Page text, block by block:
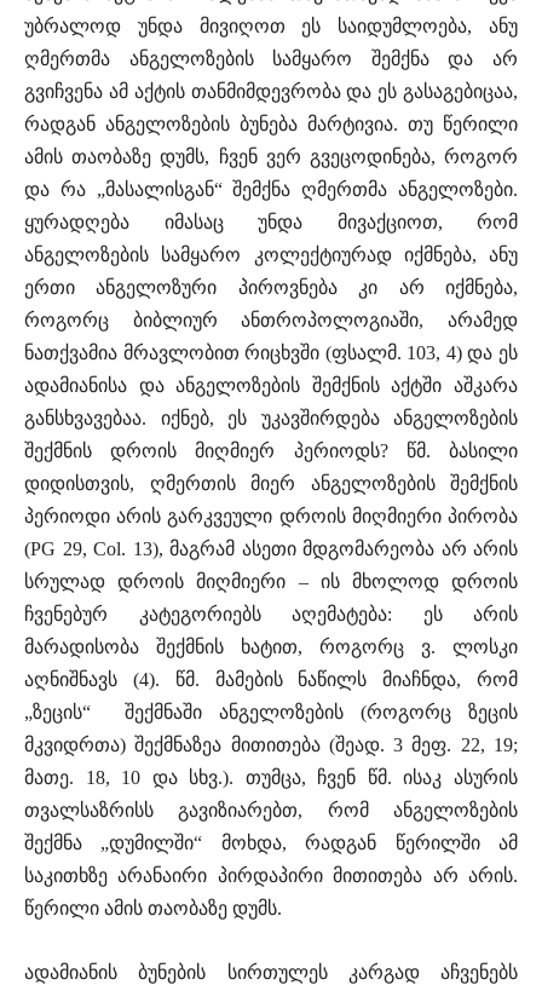
უბრალოდ უნდა მივიღოთ ეს საიდუმლოება, ანუ
ღმერთმა ანგელოზების სამყარო შემქნა და არ
გვიჩვენა ამ აქტის თანმიმდევრობა და ეს გასაგებიცაა,
რადგან ანგელოზების ბუნება მარტივია. თუ წერილი
ამის თაობაზე დუმს, ჩვენ ვერ გვეცოდინება, როგორ
და რა „მასალისგან“ შემქნა ღმერთმა ანგელოზები.
ყურადღება იმასაც უნდა მივაქციოთ, რომ
ანგელოზების სამყარო კოლექტიურად იქმნება, ანუ
ერთი ანგელოზური პიროვნება კი არ იქმნება,
როგორც ბიბლიურ ანთროპოლოგიაში, არამედ
ნათქვამია მრავლობით რიცხვში (ფსალმ. 103, 4) და ეს
ადამიანისა და ანგელოზების შემქნის აქტში აშკარა
განსხვავებაა. იქნებ, ეს უკავშირდება ანგელოზების
შექმნის დროის მიღმიერ პერიოდს? წმ. ბასილი
დიდისთვის, ღმერთის მიერ ანგელოზების შემქნის
პერიოდი არის გარკვეული დროის მიღმიერი პირობა
(PG 29, Col. 13), მაგრამ ასეთი მდგომარეობა არ არის
სრულად დროის მიღმიერი – ის მხოლოდ დროის
ჩვენებურ კატეგორიებს აღემატება: ეს არის
მარადისობა შექმნის ხატით, როგორც ვ. ლოსკი
აღნიშნავს (4). წმ. მამების ნაწილს მიაჩნდა, რომ
„ზეცის“ შექმნაში ანგელოზების (როგორც ზეცის
მკვიდრთა) შექმნაზეა მითითება (შეად. 3 მეფ. 22, 19;
მათე. 18, 10 და სხვ.). თუმცა, ჩვენ წმ. ისაკ ასურის
თვალსაზრისს გავიზიარებთ, რომ ანგელოზების
შექმნა „დუმილში“ მოხდა, რადგან წერილში ამ
საკითხზე არანაირი პირდაპირი მითითება არ არის.
წერილი ამის თაობაზე დუმს.
ადამიანის ბუნების სირთულეს კარგად აჩვენებს